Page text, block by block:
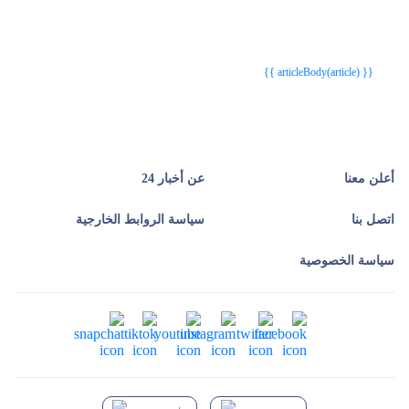
{{ articleBody(article) }}
أعلن معنا عن أخبار 24
اتصل بنا سياسة الروابط الخارجية
سياسة الخصوصية